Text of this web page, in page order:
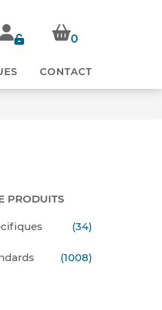
0
CONTACT
PRODUITS
(34)
(1008)